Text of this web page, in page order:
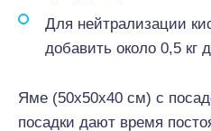
Для нейтрализации
добавить около 0,5 кг
Яме (50х50х40 см) с
посадки дают время